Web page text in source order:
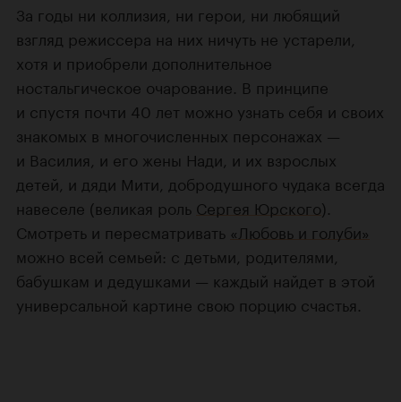
За годы ни коллизия, ни герои, ни любящий
взгляд режиссера на них ничуть не устарели,
хотя и приобрели дополнительное
ностальгическое очарование. В принципе
и спустя почти 40 лет можно узнать себя и своих
знакомых в многочисленных персонажах —
и Василия, и его жены Нади, и их взрослых
детей, и дяди Мити, добродушного чудака всегда
навеселе (великая роль Сергея Юрского).
Смотреть и пересматривать «Любовь и голуби»
можно всей семьей: с детьми, родителями,
бабушкам и дедушками — каждый найдет в этой
универсальной картине свою порцию счастья.